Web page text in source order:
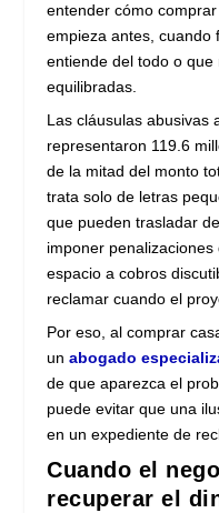
entender cómo
empieza antes, cuando
entiende del todo o
equilibradas.
Las cláusulas abusivas
representaron 119.6
de la mitad del monto
trata solo de letras
que pueden trasladar
imponer
espacio a cobros
reclamar cuando el
Por eso, al comprar
unabogado
de que aparezca el
puede evitar que una
en un expediente de
Cuando el
recuperar el